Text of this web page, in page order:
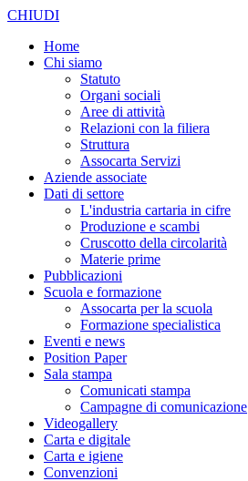
CHIUDI
Home
Chi siamo
Statuto
Organi sociali
Aree di attività
Relazioni con la filiera
Struttura
Assocarta Servizi
Aziende associate
Dati di settore
L'industria cartaria in cifre
Produzione e scambi
Cruscotto della circolarità
Materie prime
Pubblicazioni
Scuola e formazione
Assocarta per la scuola
Formazione specialistica
Eventi e news
Position Paper
Sala stampa
Comunicati stampa
Campagne di comunicazione
Videogallery
Carta e digitale
Carta e igiene
Convenzioni